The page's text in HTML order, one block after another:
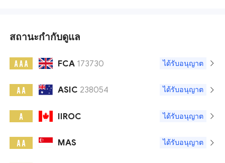
สถานะกำกับดูแล
A A A FCA 173730 ได้รับอนุญาต
A A ASIC 238054 ได้รับอนุญาต
A IIROC ได้รับอนุญาต
A A MAS ได้รับอนุญาต